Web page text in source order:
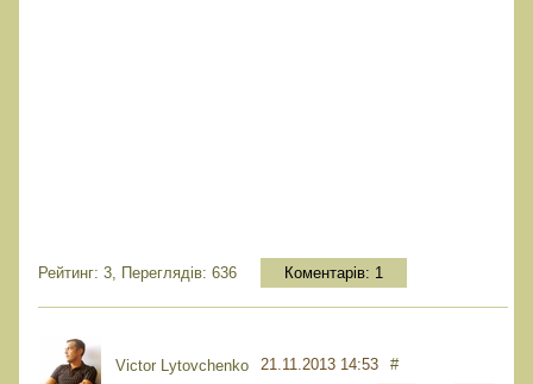
Рейтинг: 3, Переглядів: 636 Коментарів: 1
Victor Lytovchenko 21.11.2013 14:53 #